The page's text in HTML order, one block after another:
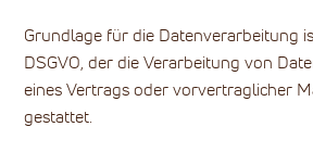
Grundlage für die Datenverarbeitung
DSGVO, der die Verarbeitung von
eines Vertrags oder vorvertraglicher
gestattet.